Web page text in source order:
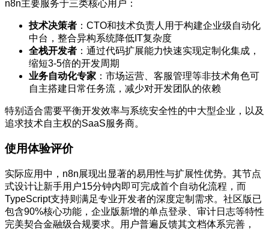
n8n主要服务于三类核心用户：
技术决策者 ：CTO和技术负责人用于构建企业级自动化
中台，整合异构系统降低IT复杂度
全栈开发者 ：通过代码扩展能力快速实现定制化集成，
缩短3-5倍的开发周期
业务自动化专家 ：市场运营、客服管理等非技术角色可
自主搭建日常任务流，减少对开发团队的依赖
特别适合需要平衡开发效率与系统安全性的中大型企业，以及
追求技术自主权的SaaS服务商。
使用体验评价
实际应用中，n8n展现出显著的易用性与扩展性优势。其节点
式设计让新手用户15分钟内即可完成首个自动化流程，而
TypeScript支持则满足专业开发者的深度定制需求。社区版已
包含90%核心功能，企业版新增的单点登录、审计日志等特性
完美契合金融级合规要求。用户普遍反馈其文档体系完善，